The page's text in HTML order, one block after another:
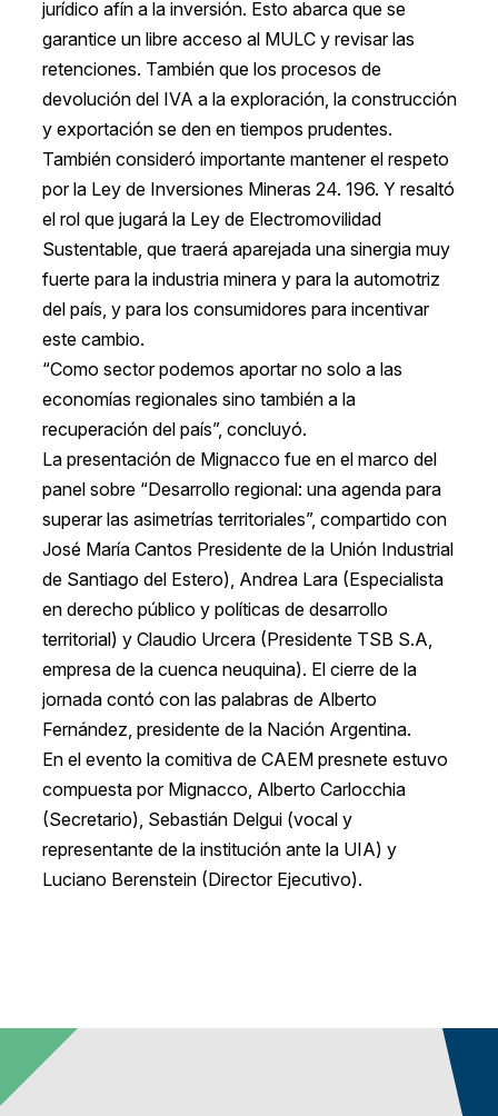
jurídico afín a la inversión. Esto abarca que se
garantice un libre acceso al MULC y revisar las
retenciones. También que los procesos de
devolución del IVA a la exploración, la construcción
y exportación se den en tiempos prudentes.
También consideró importante mantener el respeto
por la Ley de Inversiones Mineras 24. 196. Y resaltó
el rol que jugará la Ley de Electromovilidad
Sustentable, que traerá aparejada una sinergia muy
fuerte para la industria minera y para la automotriz
del país, y para los consumidores para incentivar
este cambio.
“Como sector podemos aportar no solo a las
economías regionales sino también a la
recuperación del país”, concluyó.
La presentación de Mignacco fue en el marco del
panel sobre “Desarrollo regional: una agenda para
superar las asimetrías territoriales”, compartido con
José María Cantos Presidente de la Unión Industrial
de Santiago del Estero), Andrea Lara (Especialista
en derecho público y políticas de desarrollo
territorial) y Claudio Urcera (Presidente TSB S.A,
empresa de la cuenca neuquina). El cierre de la
jornada contó con las palabras de Alberto
Fernández, presidente de la Nación Argentina.
En el evento la comitiva de CAEM presnete estuvo
compuesta por Mignacco, Alberto Carlocchia
(Secretario), Sebastián Delgui (vocal y
representante de la institución ante la UIA) y
Luciano Berenstein (Director Ejecutivo).